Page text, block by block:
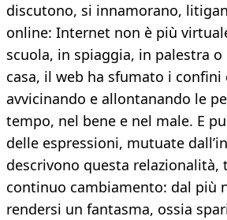
discutono, si innamorano,
online: Internet non è più
scuola, in spiaggia, in palestra
casa, il web ha sfumato i confini
avvicinando e allontanando le
tempo, nel bene e nel male. E
delle espressioni, mutuate
descrivono questa
continuo cambiamento: dal più
rendersi un fantasma, ossia